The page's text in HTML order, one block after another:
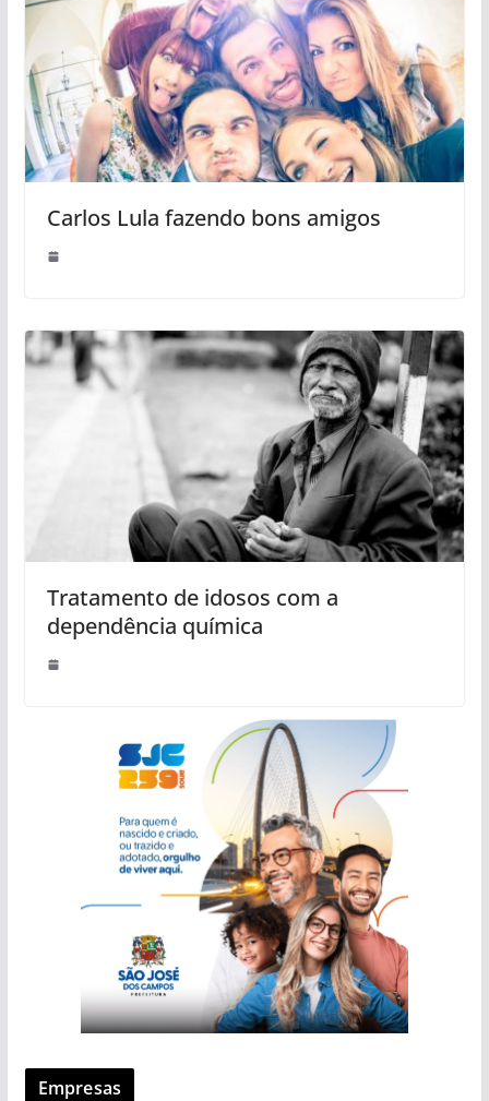
Carlos Lula fazendo bons amigos
Tratamento de idosos com a
dependência química
Empresas